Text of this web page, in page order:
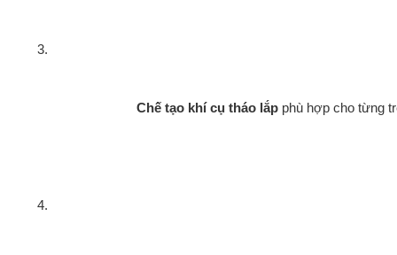
Chế tạo khí cụ tháo lắp phù hợp cho từng